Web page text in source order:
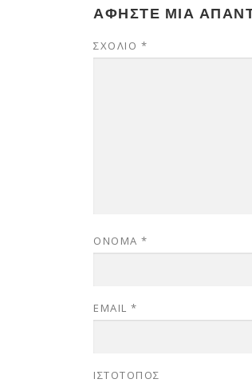
ΑΦΉΣΤΕ ΜΙΑ
ΣΧΌΛΙΟ *
ΌΝΟΜΑ *
EMAIL *
ΙΣΤΌΤΟΠΟΣ